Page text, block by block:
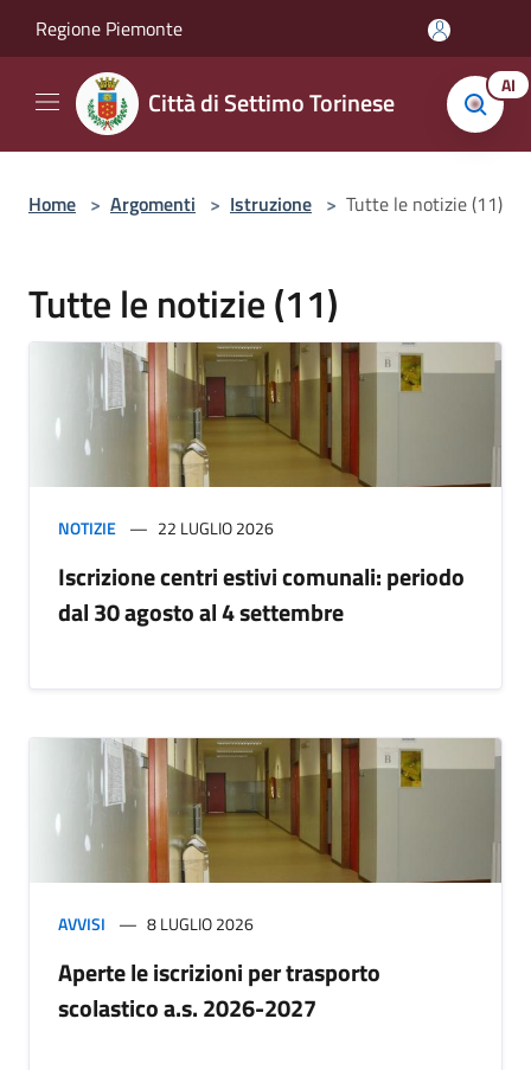
Regione Piemonte
Città di Settimo Torinese AI
Home > Argomenti > Istruzione > Tutte le notizie (11)
Tutte le notizie (11)
NOTIZIE 22 LUGLIO 2026
Iscrizione centri estivi comunali: periodo
dal 30 agosto al 4 settembre
AVVISI 8 LUGLIO 2026
Aperte le iscrizioni per trasporto
scolastico a.s. 2026-2027